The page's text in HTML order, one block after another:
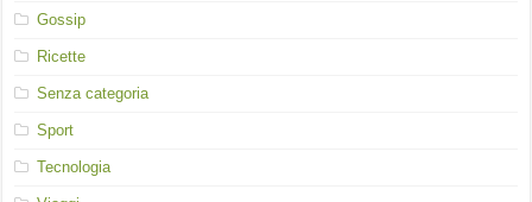
Gossip
Ricette
Senza categoria
Sport
Tecnologia